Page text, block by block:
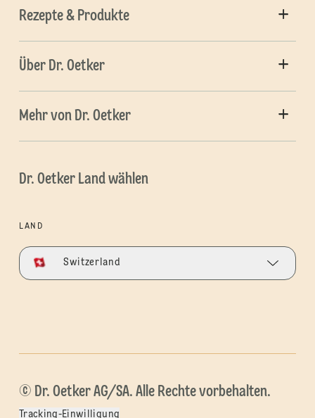
Rezepte & Produkte
Über Dr. Oetker
Mehr von Dr. Oetker
Dr. Oetker Land wählen
LAND
Switzerland
© Dr. Oetker AG/SA. Alle Rechte vorbehalten.
Tracking-Einwilligung